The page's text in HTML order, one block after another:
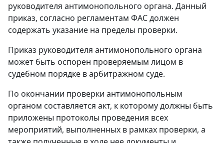
руководителя антимонопольного органа. Данный
приказ, согласно регламентам ФАС должен
содержать указание на пределы проверки.
Приказ руководителя антимонопольного органа
может быть оспорен проверяемым лицом в
судебном порядке в арбитражном суде.
По окончании проверки антимонопольным
органом составляется акт, к которому должны быть
приложены протоколы проведения всех
мероприятий, выполненных в рамках проверки, а